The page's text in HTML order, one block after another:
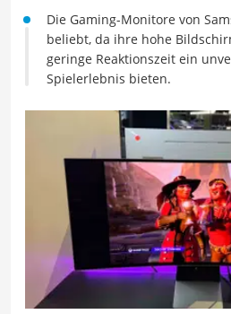
Die Gaming-Monitore von
beliebt, da ihre hohe
geringe Reaktionszeit ein
Spielerlebnis bieten.